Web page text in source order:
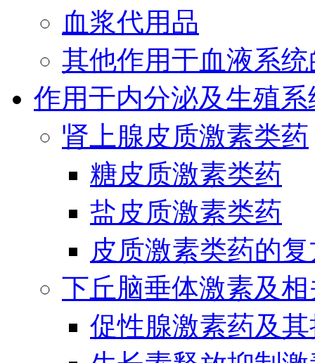
血浆代用品
其他作用于血液系
作用于内分泌及生殖
肾上腺皮质激素类药
糖皮质激素类药
盐皮质激素类药
皮质激素类药的
下丘脑垂体激素及
促性腺激素药及